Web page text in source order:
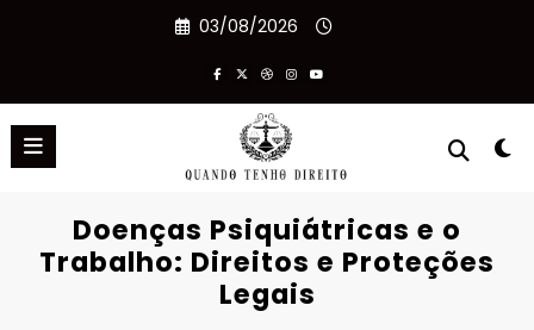
03/08/2026
Doenças Psiquiátricas e o
Trabalho: Direitos e Proteções
Legais